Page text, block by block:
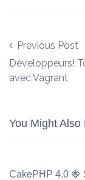
Post navigation
Previous Post
Développeurs!
avec Vagrant
You Might Also
CakePHP 4.0 🍓